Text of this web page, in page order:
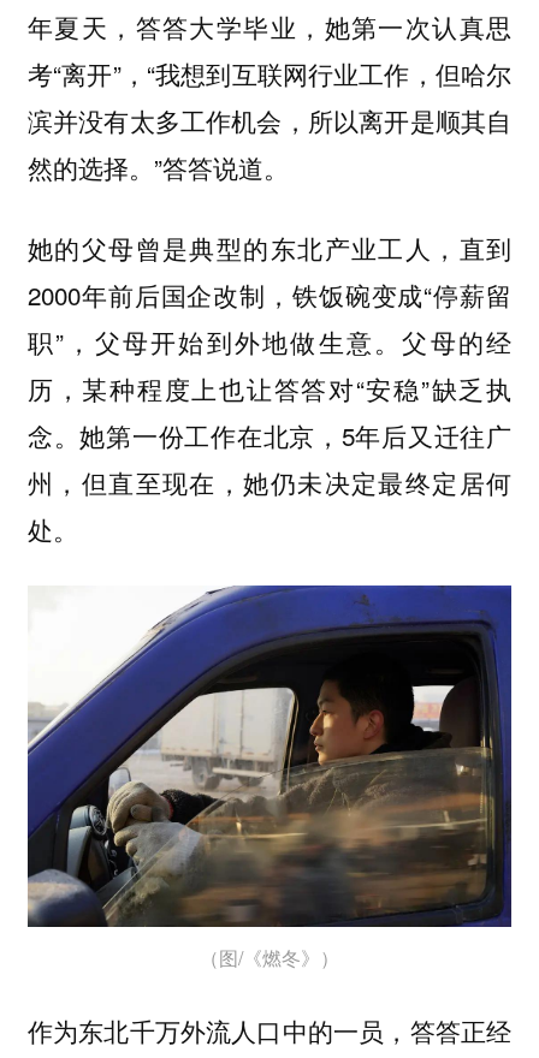
年夏天，答答大学毕业，她第一次认真思
考“离开”，“我想到互联网行业工作，但哈尔
滨并没有太多工作机会，所以离开是顺其自
然的选择。”答答说道。
她的父母曾是典型的东北产业工人，直到
2000年前后国企改制，铁饭碗变成“停薪留
职”，父母开始到外地做生意。父母的经
历，某种程度上也让答答对“安稳”缺乏执
念。她第一份工作在北京，5年后又迁往广
州，但直至现在，她仍未决定最终定居何
处。
（图/《燃冬》）
作为东北千万外流人口中的一员，答答正经